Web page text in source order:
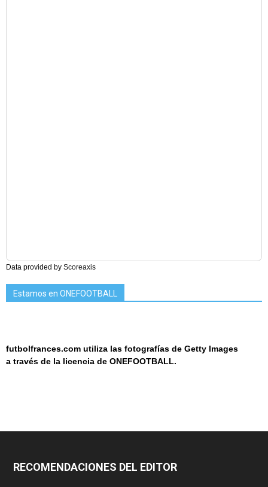
Data provided by Scoreaxis
Estamos en ONEFOOTBALL
futbolfrances.com utiliza las fotografías de Getty Images
a través de la licencia de ONEFOOTBALL.
RECOMENDACIONES DEL EDITOR